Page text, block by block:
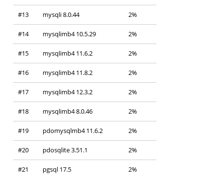
#13 mysqli 8.0.44 2%
#14 mysqlimb4 10.5.29 2%
#15 mysqlimb4 11.6.2 2%
#16 mysqlimb4 11.8.2 2%
#17 mysqlimb4 12.3.2 2%
#18 mysqlimb4 8.0.46 2%
#19 pdomysqlmb4 11.6.2 2%
#20 pdosqlite 3.51.1 2%
#21 pgsql 17.5 2%